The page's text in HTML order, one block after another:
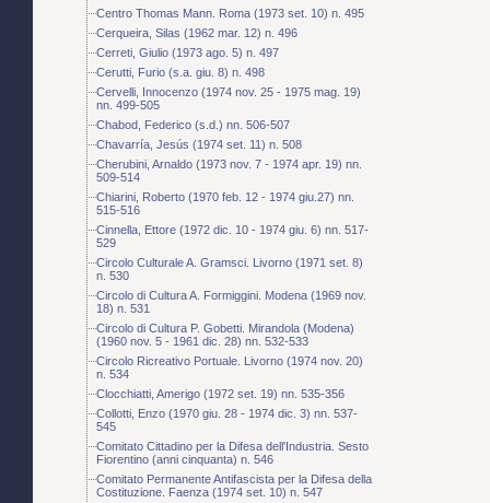
Centro Thomas Mann. Roma (1973 set. 10) n. 495
Cerqueira, Silas (1962 mar. 12) n. 496
Cerreti, Giulio (1973 ago. 5) n. 497
Cerutti, Furio (s.a. giu. 8) n. 498
Cervelli, Innocenzo (1974 nov. 25 - 1975 mag. 19)
nn. 499-505
Chabod, Federico (s.d.) nn. 506-507
Chavarría, Jesús (1974 set. 11) n. 508
Cherubini, Arnaldo (1973 nov. 7 - 1974 apr. 19) nn.
509-514
Chiarini, Roberto (1970 feb. 12 - 1974 giu.27) nn.
515-516
Cinnella, Ettore (1972 dic. 10 - 1974 giu. 6) nn. 517-
529
Circolo Culturale A. Gramsci. Livorno (1971 set. 8)
n. 530
Circolo di Cultura A. Formiggini. Modena (1969 nov.
18) n. 531
Circolo di Cultura P. Gobetti. Mirandola (Modena)
(1960 nov. 5 - 1961 dic. 28) nn. 532-533
Circolo Ricreativo Portuale. Livorno (1974 nov. 20)
n. 534
Clocchiatti, Amerigo (1972 set. 19) nn. 535-356
Collotti, Enzo (1970 giu. 28 - 1974 dic. 3) nn. 537-
545
Comitato Cittadino per la Difesa dell'Industria. Sesto
Fiorentino (anni cinquanta) n. 546
Comitato Permanente Antifascista per la Difesa della
Costituzione. Faenza (1974 set. 10) n. 547